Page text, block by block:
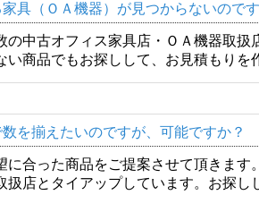
具（ＯＡ機器）が見つからないので
の中古オフィス家具店・ＯＡ機器取
い商品でもお探しして、お見積もりを
を揃えたいのですが、可能ですか？
に合った商品をご提案させて頂きま
扱店とタイアップしています。お探